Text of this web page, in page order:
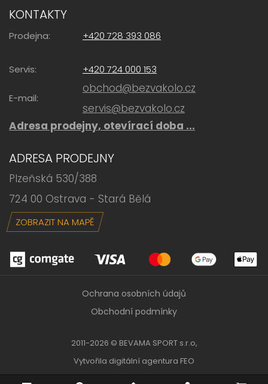
KONTAKTY
Prodejna: +420 728 393 086
Servis: +420 724 000 153
E-mail:
obchod@bezvakolo.cz
servis@bezvakolo.cz
Adresa prodejny, otevírací doba ...
ADRESA PRODEJNY
Plzeňská 530/388
724 00 Ostrava - Stará Bělá
ZOBRAZIT NA MAPĚ
2011-2026 © BEVAMA SPORT s.r.o,
Ochrana osobních údajů
Obchodní podmínky
Vytvořila digitální agentura FEO